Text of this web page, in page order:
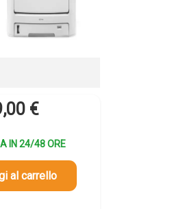
€
IN 24/48 ORE
al carrello